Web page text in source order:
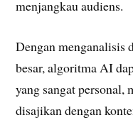
menjangkau audiens.
Dengan menganalisis
besar, algoritma AI
yang sangat personal,
disajikan dengan